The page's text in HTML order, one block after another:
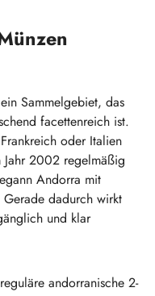
Sammelgebiet, das
facettenreich ist.
oder Italien
Jahr 2002 regelmäßig
Andorra mit
Gerade dadurch wirkt
und klar
andorranische 2-